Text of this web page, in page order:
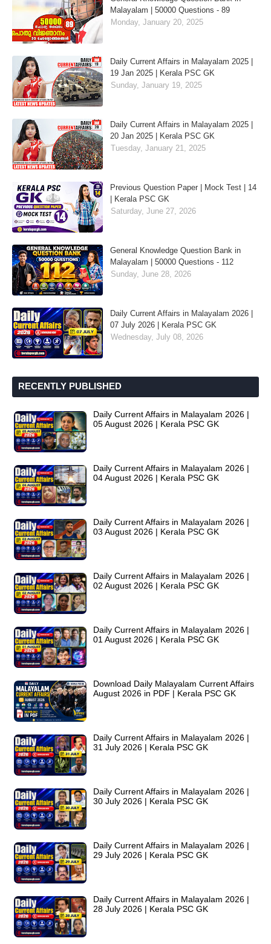
Malayalam | 50000 Questions - 89
Monday, January 20, 2025
Daily Current Affairs in Malayalam 2025 |
19 Jan 2025 | Kerala PSC GK
Sunday, January 19, 2025
Daily Current Affairs in Malayalam 2025 |
20 Jan 2025 | Kerala PSC GK
Tuesday, January 21, 2025
Previous Question Paper | Mock Test | 14
| Kerala PSC GK
Saturday, June 27, 2026
General Knowledge Question Bank in
Malayalam | 50000 Questions - 112
Sunday, June 28, 2026
Daily Current Affairs in Malayalam 2026 |
07 July 2026 | Kerala PSC GK
Wednesday, July 08, 2026
RECENTLY PUBLISHED
Daily Current Affairs in Malayalam 2026 |
05 August 2026 | Kerala PSC GK
Daily Current Affairs in Malayalam 2026 |
04 August 2026 | Kerala PSC GK
Daily Current Affairs in Malayalam 2026 |
03 August 2026 | Kerala PSC GK
Daily Current Affairs in Malayalam 2026 |
02 August 2026 | Kerala PSC GK
Daily Current Affairs in Malayalam 2026 |
01 August 2026 | Kerala PSC GK
Download Daily Malayalam Current Affairs
August 2026 in PDF | Kerala PSC GK
Daily Current Affairs in Malayalam 2026 |
31 July 2026 | Kerala PSC GK
Daily Current Affairs in Malayalam 2026 |
30 July 2026 | Kerala PSC GK
Daily Current Affairs in Malayalam 2026 |
29 July 2026 | Kerala PSC GK
Daily Current Affairs in Malayalam 2026 |
28 July 2026 | Kerala PSC GK